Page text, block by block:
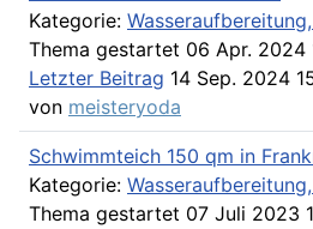
Kategorie:
Thema gestartet 06 Apr. 2024
Letzter Beitrag 14 Sep. 2024
von meisteryoda
Schwimmteich 150 qm in
Kategorie:
Thema gestartet 07 Juli 2023